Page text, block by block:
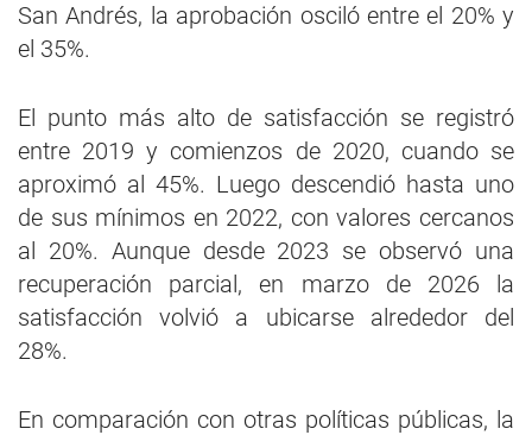
San Andrés, la aprobación osciló entre el 20% y
el 35%.
El punto más alto de satisfacción se registró
entre 2019 y comienzos de 2020, cuando se
aproximó al 45%. Luego descendió hasta uno
de sus mínimos en 2022, con valores cercanos
al 20%. Aunque desde 2023 se observó una
recuperación parcial, en marzo de 2026 la
satisfacción volvió a ubicarse alrededor del
28%.
En comparación con otras políticas públicas, la